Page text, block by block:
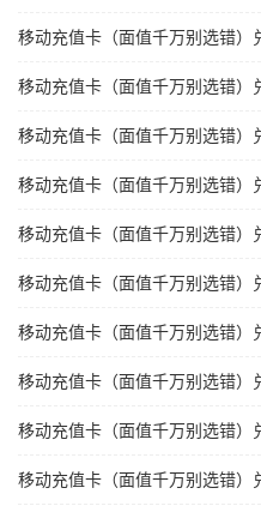
移动充值卡（面值千万别选错）
移动充值卡（面值千万别选错）
移动充值卡（面值千万别选错）
移动充值卡（面值千万别选错）
移动充值卡（面值千万别选错）
移动充值卡（面值千万别选错）
移动充值卡（面值千万别选错）
移动充值卡（面值千万别选错）
移动充值卡（面值千万别选错）
移动充值卡（面值千万别选错）